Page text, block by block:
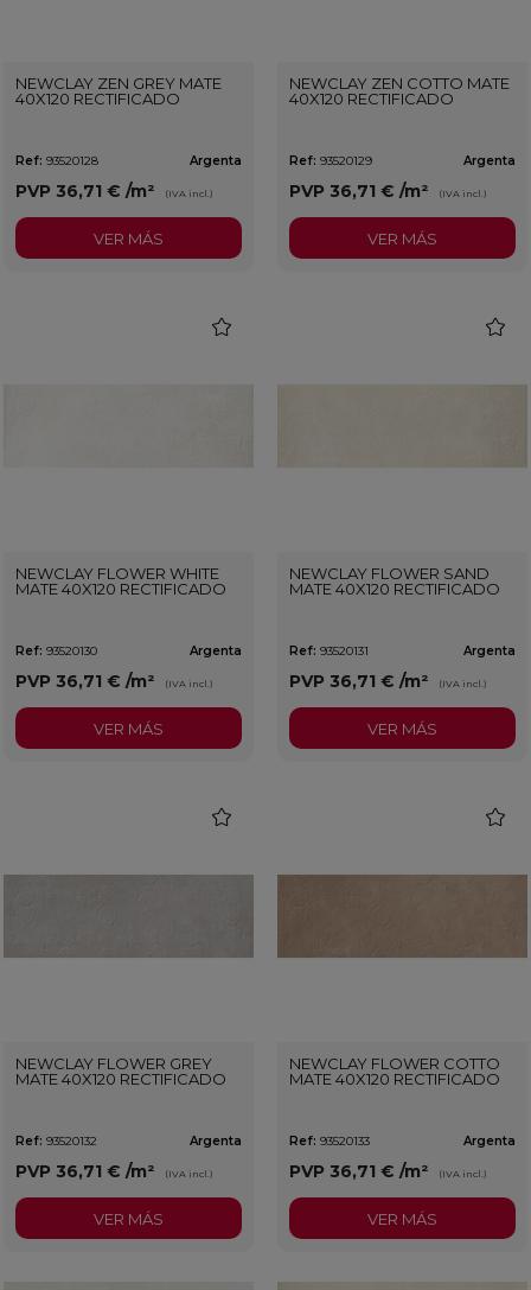
NEWCLAY ZEN GREY MATE
40X120 RECTIFICADO
Ref: 93520128 Argenta
PVP 36,71 € /m² (IVA incl.)
VER MÁS
NEWCLAY ZEN COTTO MATE
40X120 RECTIFICADO
Ref: 93520129 Argenta
PVP 36,71 € /m² (IVA incl.)
VER MÁS
NEWCLAY FLOWER WHITE
MATE 40X120 RECTIFICADO
Ref: 93520130 Argenta
PVP 36,71 € /m² (IVA incl.)
VER MÁS
NEWCLAY FLOWER SAND
MATE 40X120 RECTIFICADO
Ref: 93520131 Argenta
PVP 36,71 € /m² (IVA incl.)
VER MÁS
NEWCLAY FLOWER GREY
MATE 40X120 RECTIFICADO
Ref: 93520132 Argenta
PVP 36,71 € /m² (IVA incl.)
VER MÁS
NEWCLAY FLOWER COTTO
MATE 40X120 RECTIFICADO
Ref: 93520133 Argenta
PVP 36,71 € /m² (IVA incl.)
VER MÁS